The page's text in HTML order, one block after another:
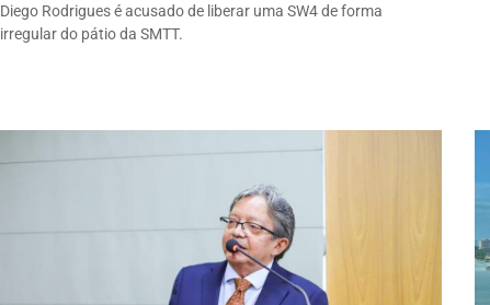
Diego Rodrigues é acusado de liberar uma SW4 de forma
irregular do pátio da SMTT.